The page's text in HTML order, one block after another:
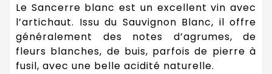
Le Sancerre blanc est un excellent vin avec
l’artichaut. Issu du Sauvignon Blanc, il offre
généralement des notes d’agrumes, de
fleurs blanches, de buis, parfois de pierre à
fusil, avec une belle acidité naturelle.